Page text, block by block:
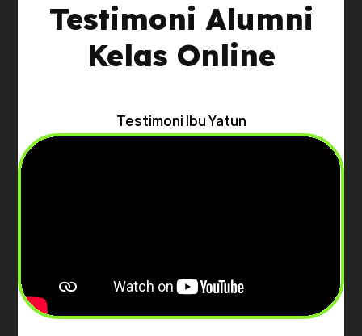
Testimoni Alumni
Kelas Online
Testimoni Ibu Yatun